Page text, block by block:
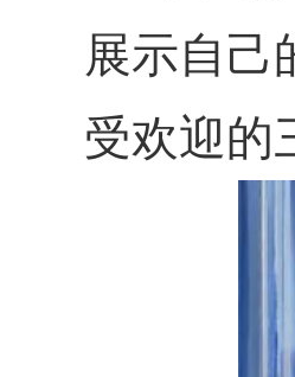
展示自己
受欢迎的